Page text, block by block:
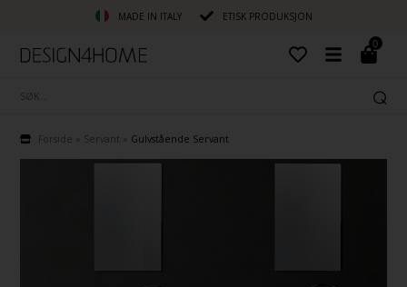
MADE IN ITALY ETISK PRODUKSJON
0
Forside Servant Gulvstående Servant